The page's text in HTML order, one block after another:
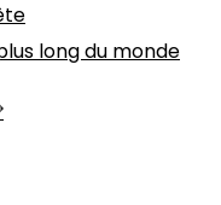
long du monde